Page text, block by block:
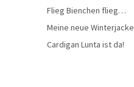
Flieg Bienchen flieg…
Meine neue Winterjacke
Cardigan Lunta ist da!